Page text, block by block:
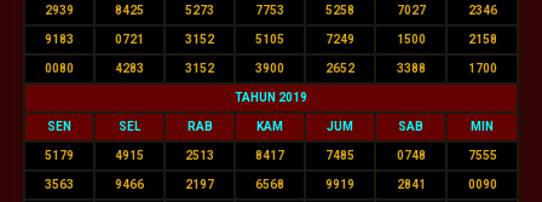
2939 8425 5273 7753 5258 7027 2346
9183 0721 3152 5105 7249 1500 2158
0080 4283 3152 3900 2652 3388 1700
TAHUN 2019
SEN SEL RAB KAM JUM SAB MIN
5179 4915 2513 8417 7485 0748 7555
3563 9466 2197 6568 9919 2841 0090